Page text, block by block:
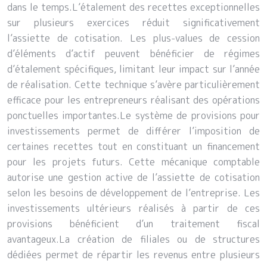
dans le temps.L’étalement des recettes exceptionnelles
sur plusieurs exercices réduit significativement
l’assiette de cotisation. Les plus-values de cession
d’éléments d’actif peuvent bénéficier de régimes
d’étalement spécifiques, limitant leur impact sur l’année
de réalisation. Cette technique s’avère particulièrement
efficace pour les entrepreneurs réalisant des opérations
ponctuelles importantes.Le système de provisions pour
investissements permet de différer l’imposition de
certaines recettes tout en constituant un financement
pour les projets futurs. Cette mécanique comptable
autorise une gestion active de l’assiette de cotisation
selon les besoins de développement de l’entreprise. Les
investissements ultérieurs réalisés à partir de ces
provisions bénéficient d’un traitement fiscal
avantageux.La création de filiales ou de structures
dédiées permet de répartir les revenus entre plusieurs